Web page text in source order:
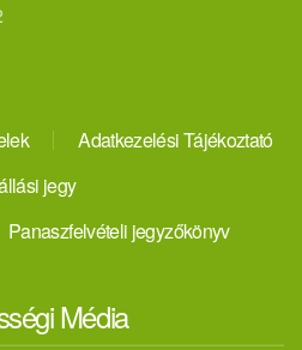
Adatkezelési Tájékoztató
jegy
Panaszfelvételi jegyzőkönyv
Média